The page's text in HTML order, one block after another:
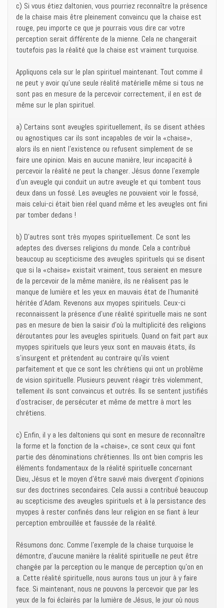
c) Si vous étiez daltonien, vous pourriez reconnaître la présence
de la chaise mais être pleinement convaincu que la chaise est
rouge, peu importe ce que je pourrais vous dire car votre
perception serait différente de la mienne. Cela ne changerait
toutefois pas la réalité que la chaise est vraiment turquoise.
Appliquons cela sur le plan spirituel maintenant. Tout comme il
ne peut y avoir qu’une seule réalité matérielle même si tous ne
sont pas en mesure de la percevoir correctement, il en est de
même sur le plan spirituel.
a) Certains sont aveugles spirituellement, ils se disent athées
ou agnostiques car ils sont incapables de voir la «chaise»,
alors ils en nient l’existence ou refusent simplement de se
faire une opinion. Mais en aucune manière, leur incapacité à
percevoir la réalité ne peut la changer. Jésus donne l’exemple
d’un aveugle qui conduit un autre aveugle et qui tombent tous
deux dans un fossé. Les aveugles ne pouvaient voir le fossé,
mais celui-ci était bien réel quand même et les aveugles ont fini
par tomber dedans !
b) D’autres sont très myopes spirituellement. Ce sont les
adeptes des diverses religions du monde. Cela a contribué
beaucoup au scepticisme des aveugles spirituels qui se disent
que si la «chaise» existait vraiment, tous seraient en mesure
de la percevoir de la même manière, ils ne réalisent pas le
manque de lumière et les yeux en mauvais état de l’humanité
héritée d’Adam. Revenons aux myopes spirituels. Ceux-ci
reconnaissent la présence d’une réalité spirituelle mais ne sont
pas en mesure de bien la saisir d’où la multiplicité des religions
déroutantes pour les aveugles spirituels. Quand on fait part aux
myopes spirituels que leurs yeux sont en mauvais états, ils
s’insurgent et prétendent au contraire qu’ils voient
parfaitement et que ce sont les chrétiens qui ont un problème
de vision spirituelle. Plusieurs peuvent réagir très violemment,
tellement ils sont convaincus et outrés. Ils se sentent justifiés
d’ostraciser, de persécuter et même de mettre à mort les
chrétiens.
c) Enfin, il y a les daltoniens qui sont en mesure de reconnaître
la forme et la fonction de la «chaise», ce sont ceux qui font
partie des dénominations chrétiennes. Ils ont bien compris les
éléments fondamentaux de la réalité spirituelle concernant
Dieu, Jésus et le moyen d’être sauvé mais divergent d’opinions
sur des doctrines secondaires. Cela aussi a contribué beaucoup
au scepticisme des aveugles spirituels et à la persistance des
myopes à rester confinés dans leur religion en se fiant à leur
perception embrouillée et faussée de la réalité.
Résumons donc. Comme l’exemple de la chaise turquoise le
démontre, d’aucune manière la réalité spirituelle ne peut être
changée par la perception ou le manque de perception qu’on en
a. Cette réalité spirituelle, nous aurons tous un jour à y faire
face. Si maintenant, nous ne pouvons la percevoir que par les
yeux de la foi éclairés par la lumière de Jésus, le jour où nous